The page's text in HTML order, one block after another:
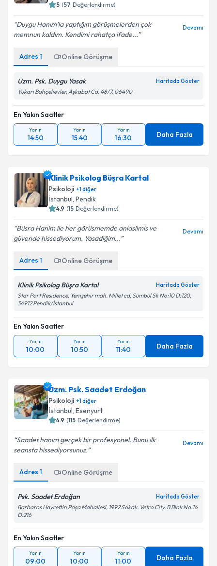
5 (57 Değerlendirme)
Duygu Hanım’la yaptığım görüşmelerden çok
memnun kaldım. Kendimi rahatça ifade...
Devamı
Adres 1 Online Görüşme
Uzm. Psk. Duygu Yasak Haritada Göster
Yukarı Bahçelievler, Aşkabat Cd. 48/7, 06490
En Yakın Saatler
Yarın
14:50
Yarın
15:40
Yarın
16:30 Daha Fazla
Klinik Psikolog Büşra Kartal
Psikoloji +1diğer
İstanbul, Pendik
4.9 (15 Değerlendirme)
Büsra Hanim ile her görüsmemde anlasilmis ve
güvende hissediyorum. Yasadiğim...
Devamı
Adres 1 Online Görüşme
Klinik Psikolog Büşra Kartal Haritada Göster
Star Port Residence, Yenişehir mah. Millet cd, Sümbül Sk No:10 D:120,
34912 Pendik/İstanbul
En Yakın Saatler
Yarın
10:00
Yarın
10:50
Yarın
11:40 Daha Fazla
Uzm. Psk. Saadet Erdoğan
Psikoloji +1diğer
İstanbul, Esenyurt
4.9 (115 Değerlendirme)
Saadet hanım gerçek bir profesyonel. Bunu ilk
seansta hissediyorsunuz.
Devamı
Adres 1 Online Görüşme
Psk. Saadet Erdoğan Haritada Göster
Barbaros Hayrettin Paşa Mahallesi, 1992 Sokak. Vetro City, B Blok No:16
D:216
En Yakın Saatler
Yarın
09:00
Yarın
10:00
Yarın
11:00 Daha Fazla